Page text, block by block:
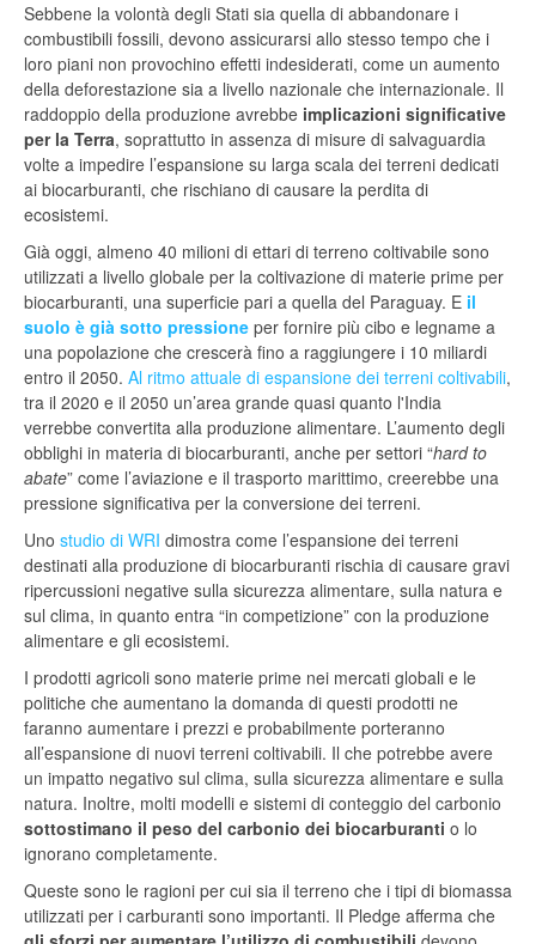
Sebbene la volontà degli Stati sia quella di abbandonare i
combustibili fossili, devono assicurarsi allo stesso tempo che i
loro piani non provochino effetti indesiderati, come un aumento
della deforestazione sia a livello nazionale che internazionale. Il
raddoppio della produzione avrebbe implicazioni significative
per la Terra, soprattutto in assenza di misure di salvaguardia
volte a impedire l’espansione su larga scala dei terreni dedicati
ai biocarburanti, che rischiano di causare la perdita di
ecosistemi.
Già oggi, almeno 40 milioni di ettari di terreno coltivabile sono
utilizzati a livello globale per la coltivazione di materie prime per
biocarburanti, una superficie pari a quella del Paraguay. E il
suolo è già sotto pressione per fornire più cibo e legname a
una popolazione che crescerà fino a raggiungere i 10 miliardi
entro il 2050. Al ritmo attuale di espansione dei terreni coltivabili,
tra il 2020 e il 2050 un’area grande quasi quanto l'India
verrebbe convertita alla produzione alimentare. L’aumento degli
obblighi in materia di biocarburanti, anche per settori “hard to
abate” come l’aviazione e il trasporto marittimo, creerebbe una
pressione significativa per la conversione dei terreni.
Uno studio di WRI dimostra come l’espansione dei terreni
destinati alla produzione di biocarburanti rischia di causare gravi
ripercussioni negative sulla sicurezza alimentare, sulla natura e
sul clima, in quanto entra “in competizione” con la produzione
alimentare e gli ecosistemi.
I prodotti agricoli sono materie prime nei mercati globali e le
politiche che aumentano la domanda di questi prodotti ne
faranno aumentare i prezzi e probabilmente porteranno
all’espansione di nuovi terreni coltivabili. Il che potrebbe avere
un impatto negativo sul clima, sulla sicurezza alimentare e sulla
natura. Inoltre, molti modelli e sistemi di conteggio del carbonio
sottostimano il peso del carbonio dei biocarburanti o lo
ignorano completamente.
Queste sono le ragioni per cui sia il terreno che i tipi di biomassa
utilizzati per i carburanti sono importanti. Il Pledge afferma che